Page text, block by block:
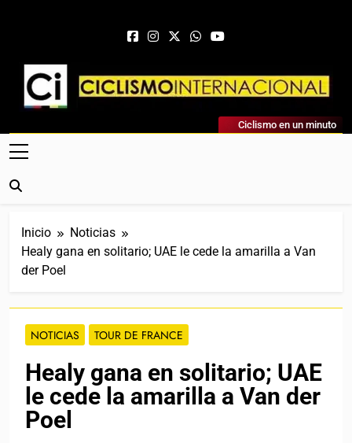
Ciclismo Internacional
Web Dedicada Al Ciclismo Mundial. Entrevistas, Análisis,
Crónicas, Previas Y Más. La Web Ciclista De Referencia.
Ciclismo en un minuto
Inicio
Noticias
Healy gana en solitario; UAE le cede la amarilla a Van
der Poel
NOTICIAS TOUR DE FRANCE
Healy gana en solitario; UAE
le cede la amarilla a Van der
Poel